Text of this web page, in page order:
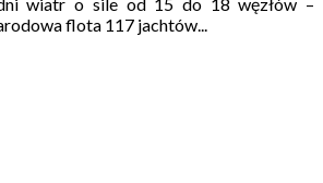
wiatr o sile od 15 do 18 węzłów –
flota 117 jachtów...